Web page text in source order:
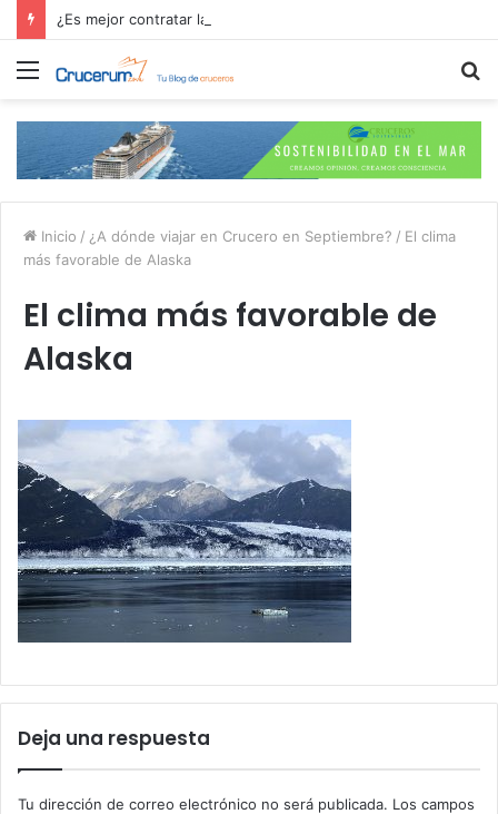
Menú
Inicio / ¿A dónde viajar en Crucero en Septiembre? / El clima
más favorable de Alaska
El clima más favorable de
Alaska
Deja una respuesta
Tu dirección de correo electrónico no será publicada. Los campos